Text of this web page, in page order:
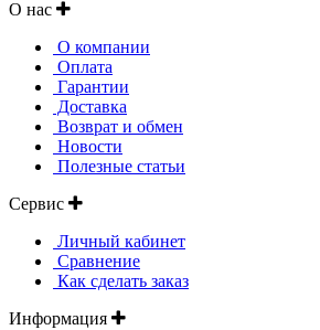
О нас
О компании
Оплата
Гарантии
Доставка
Возврат и обмен
Новости
Полезные статьи
Сервис
Личный кабинет
Сравнение
Как сделать заказ
Информация